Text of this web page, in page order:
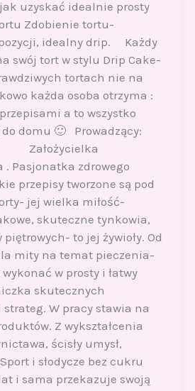
uzyskać idealnie prosty
Zdobienie tortu-
idealny drip. Każdy
swój tort w stylu Drip Cake-
tortach nie na
każda osoba otrzyma :
a to wszystko
do domu 🙂 Prowadzący:
Założycielka
. Pasjonatka zdrowego
przepisy tworzone są pod
jej wielka miłość-
skuteczne tynkowia,
to jej żywioły. Od
mity na temat pieczenia-
w prosty i łatwy
skutecznych
strateg. W pracy stawia na
Z wykształcenia
ścisły umysł,
i słodycze bez cukru
i sama przekazuje swoją